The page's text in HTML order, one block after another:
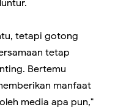
tetapi gotong
tetap
Bertemu
manfaat
media apa pun,"